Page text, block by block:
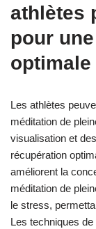
athlètes
pour
optimale
Les athlètes
méditation de
visualisation et
récupération
améliorent la
méditation de
le stress,
Les techniques